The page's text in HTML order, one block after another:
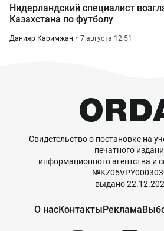
Нидерландский специалист
Казахстана по футболу
Данияр Каримжан 7 августа 12:51
Свидетельство о постановке на
печатного
информационного агентства и
выдано
О насКонтакты Реклама